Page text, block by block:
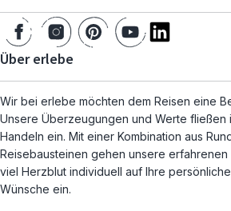
Über erlebe
Wir bei erlebe möchten dem Reisen eine
Unsere Überzeugungen und Werte fließen
Handeln ein. Mit einer Kombination aus
Reisebausteinen gehen unsere erfahrenen
viel Herzblut individuell auf Ihre
Wünsche ein.